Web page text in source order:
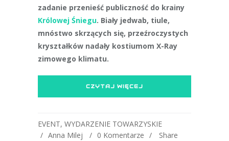
zadanie przenieść publiczność do krainy
Królowej Śniegu. Biały jedwab, tiule,
mnóstwo skrzących się, przeźroczystych
kryształków nadały kostiumom X-Ray
zimowego klimatu.
CZYTAJ WIĘCEJ
EVENT, WYDARZENIE TOWARZYSKIE
Anna Milej
0 Komentarze
Share